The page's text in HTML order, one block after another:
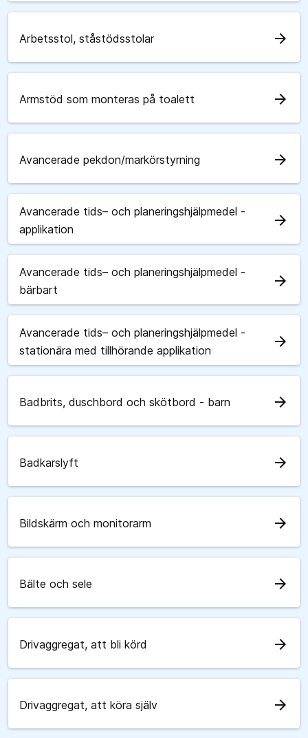
Arbetsstol, ståstödsstolar arrow_forward
Armstöd som monteras på toalett arrow_forward
Avancerade pekdon/markörstyrning arrow_forward
Avancerade tids– och planeringshjälpmedel -
applikation
arrow_forward
Avancerade tids– och planeringshjälpmedel -
bärbart
arrow_forward
Avancerade tids– och planeringshjälpmedel -
stationära med tillhörande applikation
arrow_forward
Badbrits, duschbord och skötbord - barn arrow_forward
Badkarslyft arrow_forward
Bildskärm och monitorarm arrow_forward
Bälte och sele arrow_forward
Drivaggregat, att bli körd arrow_forward
Drivaggregat, att köra själv arrow_forward